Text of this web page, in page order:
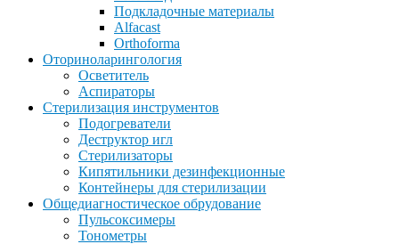
Подкладочные материалы
Alfacast
Orthoforma
Оториноларингология
Осветитель
Аспираторы
Стерилизация инструментов
Подогреватели
Деструктор игл
Стерилизаторы
Кипятильники дезинфекционные
Контейнеры для стерилизации
Общедиагностическое обрудование
Пульсоксимеры
Тонометры